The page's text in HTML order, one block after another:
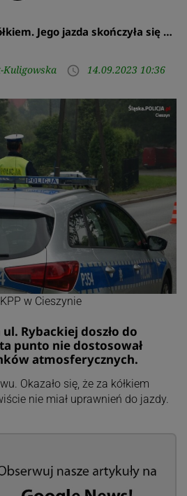
Jego jazda skończyła się …
access_time 14.09.2023 10:36
w Cieszynie
Rybackiej doszło do
punto nie dostosował
atmosferycznych.
Okazało się, że za kółkiem
nie miał uprawnień do jazdy.